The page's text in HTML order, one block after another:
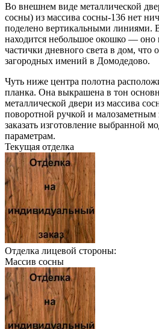
Во внешнем виде металлической
сосны) из массива сосны-136 нет
поделено вертикальными линиями.
находится небольшое окошко — оно
частички дневного света в дом, что
загородных имений в Домодедово.
Чуть ниже центра полотна
планка. Она выкрашена в тон
металлической двери из массива
поворотной ручкой и
заказать изготовление выбранной
параметрам.
Текущая отделка
Отделка лицевой стороны:
Массив сосны